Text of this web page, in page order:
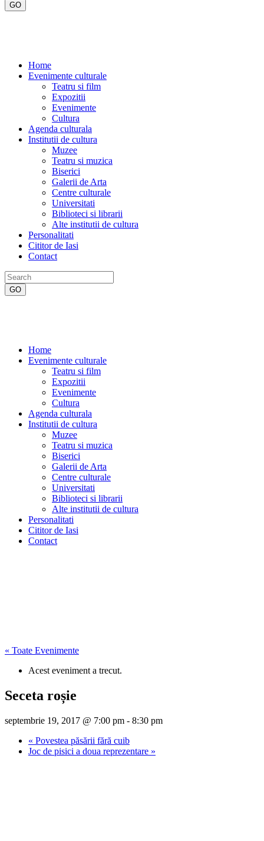
Home
Evenimente culturale
Teatru si film
Expozitii
Evenimente
Cultura
Agenda culturala
Institutii de cultura
Muzee
Teatru si muzica
Biserici
Galerii de Arta
Centre culturale
Universitati
Biblioteci si librarii
Alte institutii de cultura
Personalitati
Cititor de Iasi
Contact
Home
Evenimente culturale
Teatru si film
Expozitii
Evenimente
Cultura
Agenda culturala
Institutii de cultura
Muzee
Teatru si muzica
Biserici
Galerii de Arta
Centre culturale
Universitati
Biblioteci si librarii
Alte institutii de cultura
Personalitati
Cititor de Iasi
Contact
« Toate Evenimente
Acest eveniment a trecut.
Seceta roșie
septembrie 19, 2017 @ 7:00 pm - 8:30 pm
« Povestea păsării fără cuib
Joc de pisici a doua reprezentare »